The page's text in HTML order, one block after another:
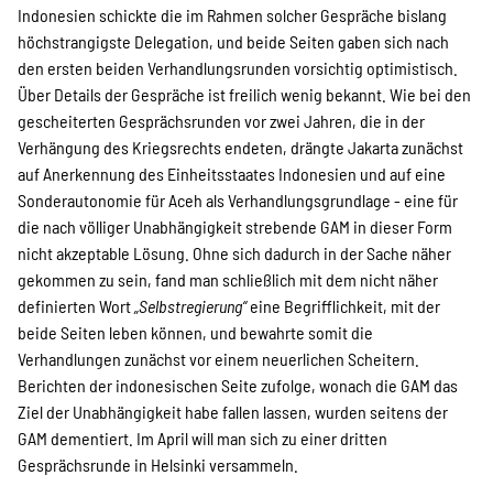
Indonesien schickte die im Rahmen solcher Gespräche bislang
höchstrangigste Delegation, und beide Seiten gaben sich nach
den ersten beiden Verhandlungsrunden vorsichtig optimistisch.
Über Details der Gespräche ist freilich wenig bekannt. Wie bei den
gescheiterten Gesprächsrunden vor zwei Jahren, die in der
Verhängung des Kriegsrechts endeten, drängte Jakarta zunächst
auf Anerkennung des Einheitsstaates Indonesien und auf eine
Sonderautonomie für Aceh als Verhandlungsgrundlage - eine für
die nach völliger Unabhängigkeit strebende GAM in dieser Form
nicht akzeptable Lösung. Ohne sich dadurch in der Sache näher
gekommen zu sein, fand man schließlich mit dem nicht näher
definierten Wort„Selbstregierung“eine Begrifflichkeit, mit der
beide Seiten leben können, und bewahrte somit die
Verhandlungen zunächst vor einem neuerlichen Scheitern.
Berichten der indonesischen Seite zufolge, wonach die GAM das
Ziel der Unabhängigkeit habe fallen lassen, wurden seitens der
GAM dementiert. Im April will man sich zu einer dritten
Gesprächsrunde in Helsinki versammeln.